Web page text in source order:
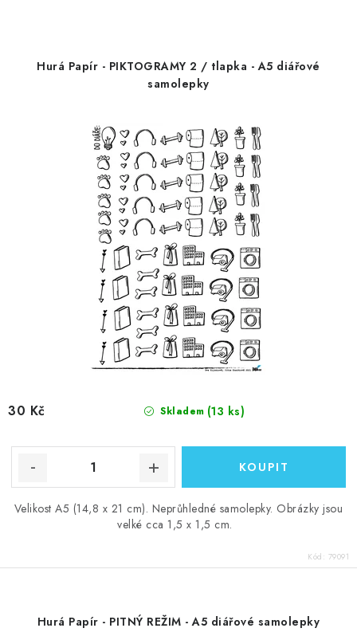
Hurá Papír - PIKTOGRAMY 2 / tlapka - A5 diářové
samolepky
Skladem (13 ks)
30 Kč
Velikost A5 (14,8 x 21 cm). Neprůhledné samolepky. Obrázky jsou
velké cca 1,5 x 1,5 cm.
Kód: 79091
Hurá Papír - PITNÝ REŽIM - A5 diářové samolepky